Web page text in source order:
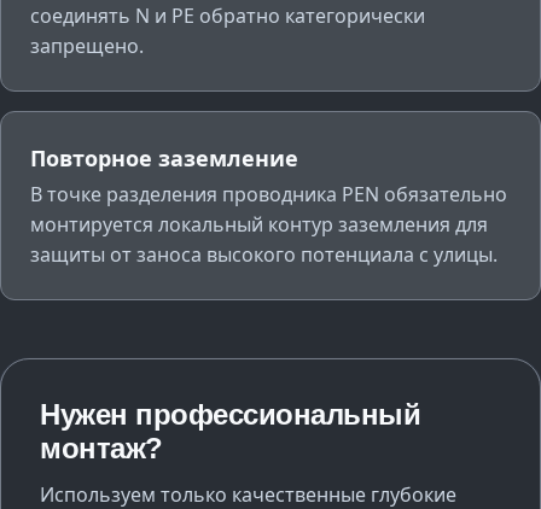
соединять N и PE обратно категорически
запрещено.
Повторное заземление
В точке разделения проводника PEN обязательно
монтируется локальный контур заземления для
защиты от заноса высокого потенциала с улицы.
Нужен профессиональный
монтаж?
Используем только качественные глубокие